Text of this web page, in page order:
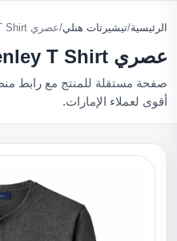
الرئيسية/تيشيرتات هنلي/عصري Henley T Shirt الإمارات
عصري Henley T Shirt الإمارات
صفحة مستقلة للمنتج مع رابط
أقوى لعملاء الإمارات.